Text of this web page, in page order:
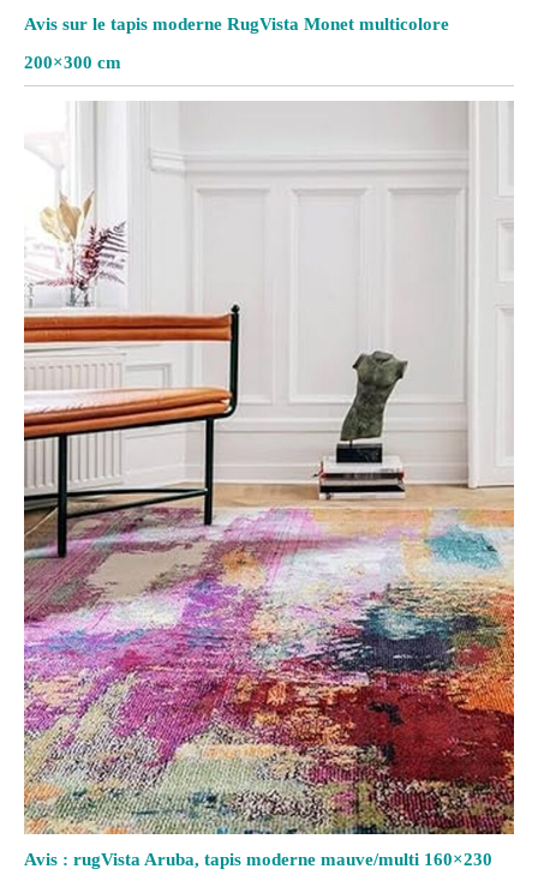
Avis sur le tapis moderne RugVista Monet multicolore
200×300 cm
Avis : rugVista Aruba, tapis moderne mauve/multi 160×230